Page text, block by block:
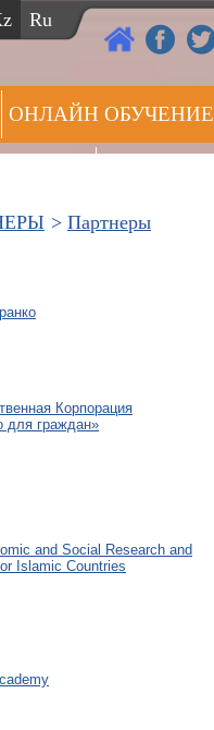
kz ru
ОНЛАЙН ОБУЧЕНИЕ
> Партнеры
Корпорация
для граждан»
and Social Research and
Islamic Countries